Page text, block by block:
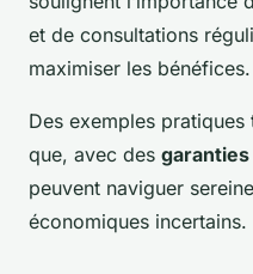
et de consultations
maximiser les bénéfices.
Des exemples
que, avec des
peuvent naviguer
économiques incertains.